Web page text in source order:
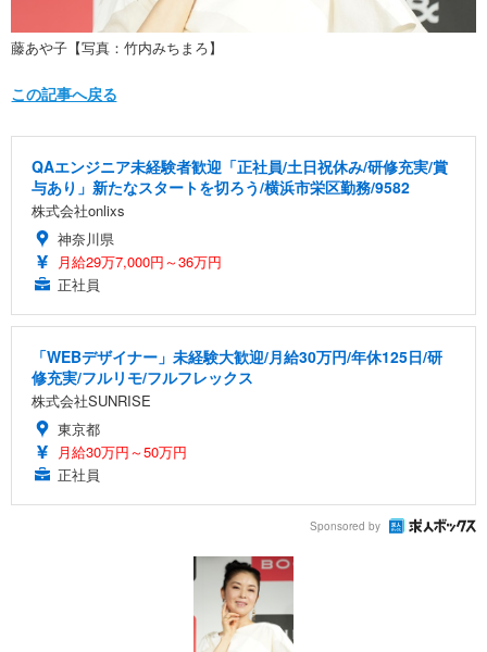
藤あや子【写真：竹内みちまろ】
この記事へ戻る
QAエンジニア未経験者歓迎「正社員/土日祝休み/研修充実/賞
与あり」新たなスタートを切ろう/横浜市栄区勤務/9582
株式会社onlixs
神奈川県
月給29万7,000円～36万円
正社員
「WEBデザイナー」未経験大歓迎/月給30万円/年休125日/研
修充実/フルリモ/フルフレックス
株式会社SUNRISE
東京都
月給30万円～50万円
正社員
Sponsored by